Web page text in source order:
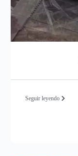
Seguir leyendo